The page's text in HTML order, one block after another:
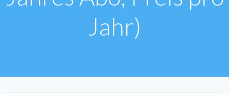
Jahr)